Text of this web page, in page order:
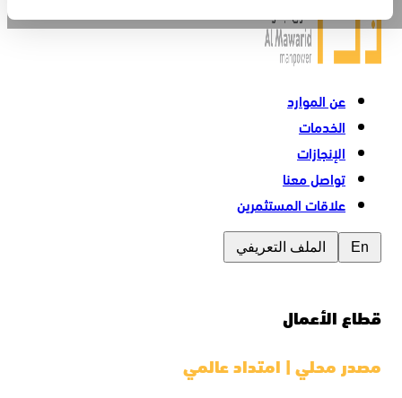
عن الموارد
الخدمات
الإنجازات
تواصل معنا
علاقات المستثمرين
En الملف التعريفي
قطاع الأعمال
مصدر محلي | امتداد عالمي